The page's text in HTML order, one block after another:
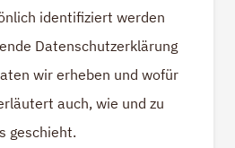
identifiziert werden
Datenschutzerklärung
wir erheben und wofür
auch, wie und zu
geschieht.